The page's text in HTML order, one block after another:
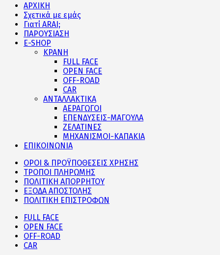
ΑΡΧΙΚΗ
Σχετικά με εμάς
Γιατί ARAI;
ΠΑΡΟΥΣΙΑΣΗ
E-SHOP
ΚΡΑΝΗ
FULL FACE
OPEN FACE
OFF-ROAD
CAR
ΑΝΤΑΛΛΑΚΤΙΚΑ
ΑΕΡΑΓΩΓΟΙ
ΕΠΕΝΔΥΣΕΙΣ-ΜΑΓΟΥΛΑ
ΖΕΛΑΤΙΝΕΣ
ΜΗΧΑΝΙΣΜΟΙ-ΚΑΠΑΚΙΑ
ΕΠΙΚΟΙΝΩΝΙΑ
ΟΡΟΙ & ΠΡΟΫΠΟΘΕΣΕΙΣ ΧΡΗΣΗΣ
ΤΡΟΠΟΙ ΠΛΗΡΩΜΗΣ
ΠΟΛΙΤΙΚΗ ΑΠΟΡΡΗΤΟΥ
ΕΞΟΔΑ ΑΠΟΣΤΟΛΗΣ
ΠΟΛΙΤΙΚΗ ΕΠΙΣΤΡΟΦΩΝ
FULL FACE
OPEN FACE
OFF-ROAD
CAR